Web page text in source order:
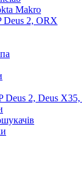
Makro
Deus 2, ORX
Deus 2, Deus